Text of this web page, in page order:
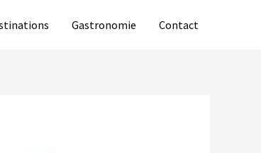
Gastronomie Contact